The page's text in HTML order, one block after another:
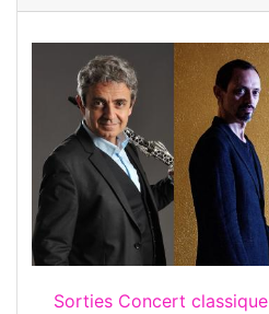
Sorties Concert classique